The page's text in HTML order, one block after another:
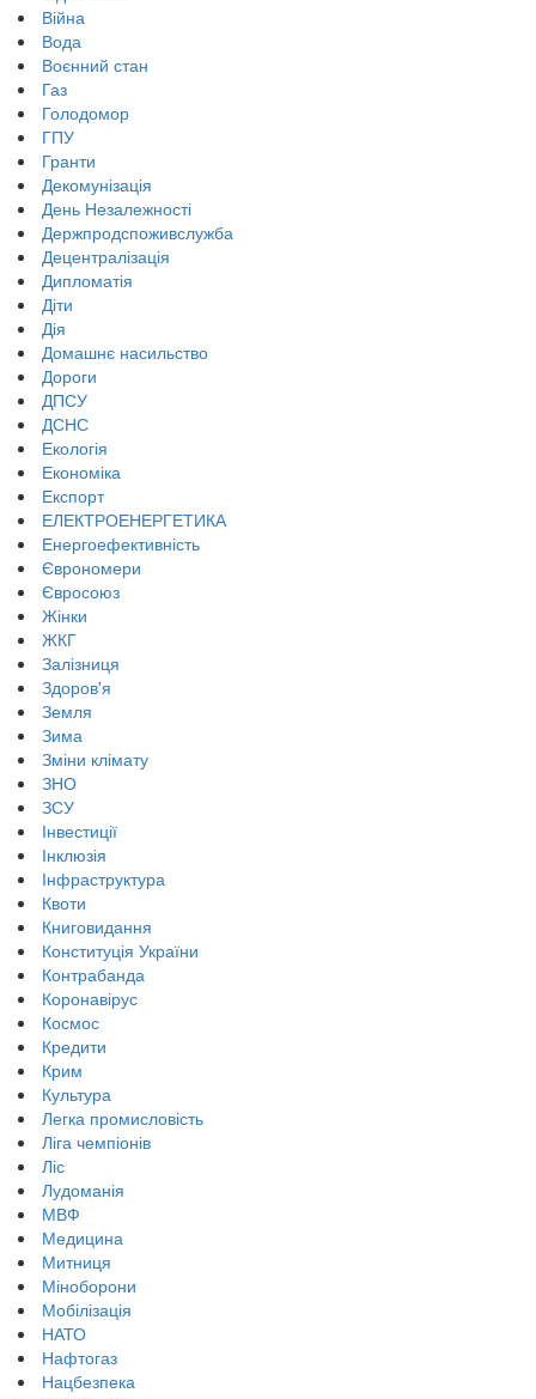
Війна
Вода
Воєнний стан
Газ
Голодомор
ГПУ
Гранти
Декомунізація
День Незалежності
Держпродспоживслужба
Децентралізація
Дипломатія
Діти
Дія
Домашнє насильство
Дороги
ДПСУ
ДСНС
Екологія
Економіка
Експорт
ЕЛЕКТРОЕНЕРГЕТИКА
Енергоефективність
Єврономери
Євросоюз
Жінки
ЖКГ
Залізниця
Здоров'я
Земля
Зима
Зміни клімату
ЗНО
ЗСУ
Інвестиції
Інклюзія
Інфраструктура
Квоти
Книговидання
Конституція України
Контрабанда
Коронавірус
Космос
Кредити
Крим
Культура
Легка промисловість
Ліга чемпіонів
Ліс
Лудоманія
МВФ
Медицина
Митниця
Міноборони
Мобілізація
НАТО
Нафтогаз
Нацбезпека